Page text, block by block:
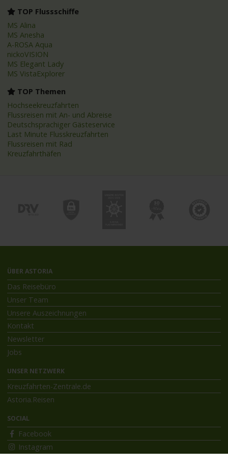
TOP Flussschiffe
MS Alina
MS Anesha
A-ROSA Aqua
nickoVISION
MS Elegant Lady
MS VistaExplorer
TOP Themen
Hochseekreuzfahrten
Flussreisen mit An- und Abreise
Deutschsprachiger Gästeservice
Last Minute Flusskreuzfahrten
Flussreisen mit Rad
Kreuzfahrthäfen
ÜBER ASTORIA
Das Reisebüro
Unser Team
Unsere Auszeichnungen
Kontakt
Newsletter
Jobs
UNSER NETZWERK
Kreuzfahrten-Zentrale.de
Astoria.Reisen
SOCIAL
Facebook
Instagram